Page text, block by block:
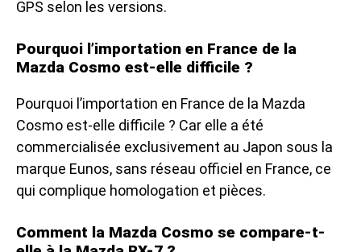
GPS selon les versions.
Pourquoi l’importation en France de la
Mazda Cosmo est-elle difficile ?
Pourquoi l’importation en France de la Mazda
Cosmo est-elle difficile ? Car elle a été
commercialisée exclusivement au Japon sous la
marque Eunos, sans réseau officiel en France, ce
qui complique homologation et pièces.
Comment la Mazda Cosmo se compare-t-